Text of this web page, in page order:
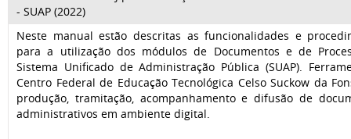
- SUAP (2022)
Neste manual estão descritas as funcionalidades e
para a utilização dos módulos de Documentos e de
Sistema Unificado de Administração Pública (SUAP).
Centro Federal de Educação Tecnológica Celso Suckow da
produção, tramitação, acompanhamento e difusão de
administrativos em ambiente digital.